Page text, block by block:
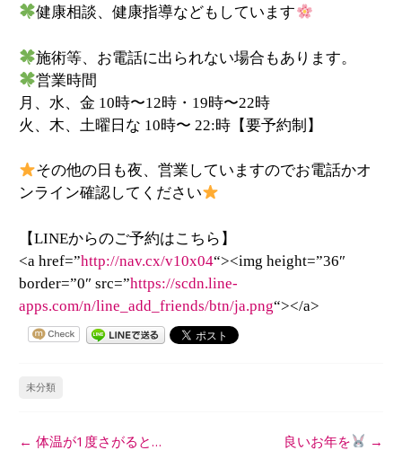
健康相談、健康指導などもしています
施術等、お電話に出られない場合もあります。
営業時間
月、水、金 10時〜12時・ 19時〜22時
火、木、土曜日な 10時〜 22:時【要予約制】
その他の日も夜、営業していますのでお電話かオ
ンライン確認してください
【LINEからのご予約はこちら】
<a href=”http://nav.cx/v10x04“><img height=”36″
border=”0″ src=”https://scdn.line-
apps.com/n/line_add_friends/btn/ja.png“></a>
未分類
投
← 体温が1度さがると… 良いお年を →